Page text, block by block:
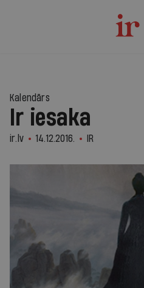
Kalendārs
Ir iesaka
ir.lv 14.12.2016. IR